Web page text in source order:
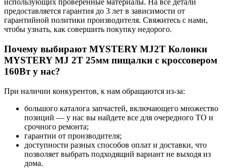
использующих проверенные материалы. На все детали
предоставляется гарантия до 3 лет в зависимости от
гарантийной политики производителя. Свяжитесь с нами,
чтобы узнать, как совершить покупку недорого.
Почему выбирают MYSTERY MJ2T Колонки
MYSTERY MJ 2Т 25мм пищалки с кроссовером
160Вт у нас?
При наличии конкурентов, к нам обращаются из-за:
большого каталога запчастей, включающего множество
позиций — у нас вы найдете все для очередного ТО и
срочного ремонта;
гарантии от производителя;
доступности разных способов оплат и доставки, что
позволяет выбрать подходящий вариант не выходя из
дома.